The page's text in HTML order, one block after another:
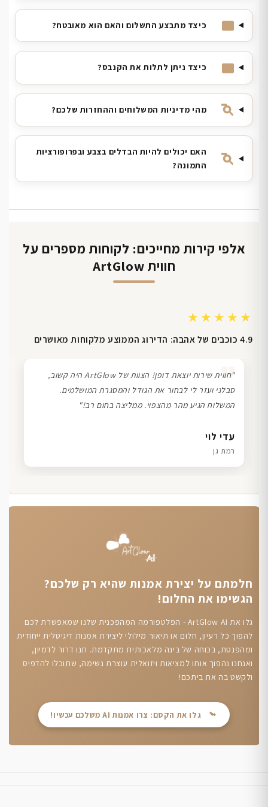
כיצד מתבצע התשלום והאם הוא מאובטח?
כיצד ניתן לתלות את הקנבס?
מהי מדיניות המשלוחים וההחזרות שלכם?
האם יכולים להיות הבדלים בצבע ובפרופורציות
התמונה?
אלפי קירות מחייכים: לקוחות מספרים על
חווית ArtGlow
★★★★★
4.9 כוכבים של אהבה: הדירוג הממוצע מלקוחות מאושרים
שרון כהן
תל אביב
❞
"חווית שירות יוצאת דופן! הצוות של ArtGlow היה קשוב,
סבלני ועזר לי לבחור את הגודל והמסגרת המושלמים.
המשלוח הגיע מהר מהצפוי. ממליצה בחום רב!"
עדי לוי
רמת גן
דנה גל
חיפה
ליאת ויוסי מ.
הוד השרון
חלמתם על יצירת אמנות שהיא רק שלכם?
הגשימו את החלום!
גלו את ArtGlow AI - הפלטפורמה המהפכנית שלנו שמאפשרת לכם
להפוך כל רעיון, חלום או תיאור מילולי ליצירת אמנות דיגיטלית ייחודית
ומהפנטת, בכוחה של בינה מלאכותית מתקדמת. תנו דרור לדמיון,
ואנחנו נהפוך אותו למציאות ויזואלית עוצרת נשימה, שתוכלו להדפיס
ולקשט בה את ביתכם!
גלו את הקסם: צרו אמנות AI משלכם עכשיו!